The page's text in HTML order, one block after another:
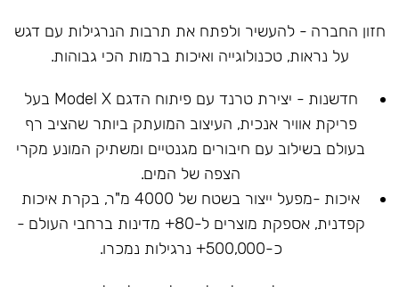
חזון החברה - להעשיר ולפתח את תרבות הנרגילות עם דגש
על נראות, טכנולוגייה ואיכות ברמות הכי גבוהות.
חדשנות - יצירת טרנד עם פיתוח הדגם Model X בעל
פריקת אוויר אנכית, העיצוב המועתק ביותר שהציב רף
בעולם בשילוב עם חיבורים מגנטיים ומשתיק המונע מקרי
הצפה של המים.
איכות -מפעל ייצור בשטח של 4000 מ"ר, בקרת איכות
קפדנית, אספקת מוצרים ל-80+ מדינות ברחבי העולם -
כ-500,000+ נרגילות נמכרו.